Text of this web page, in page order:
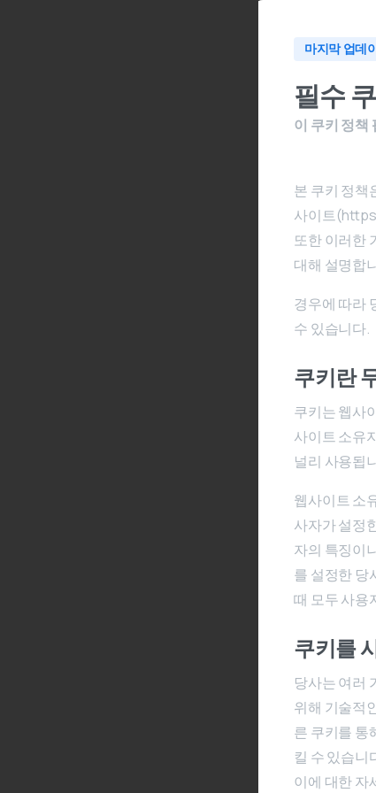
마지막 업데
필수
이 쿠키 정책
본 쿠키 정책
사이트
또한 이러한
대해 설명합
경우에 따라
수 있습니다.
쿠키란
쿠키는 웹사
사이트 소유
널리 사용됩
웹사이트 소
사자가 설정
자의 특징이
를 설정한 당
때 모두 사용
쿠키를
당사는 여러
위해 기술적
른 쿠키를 통
킬 수 있습니
이에 대한 자